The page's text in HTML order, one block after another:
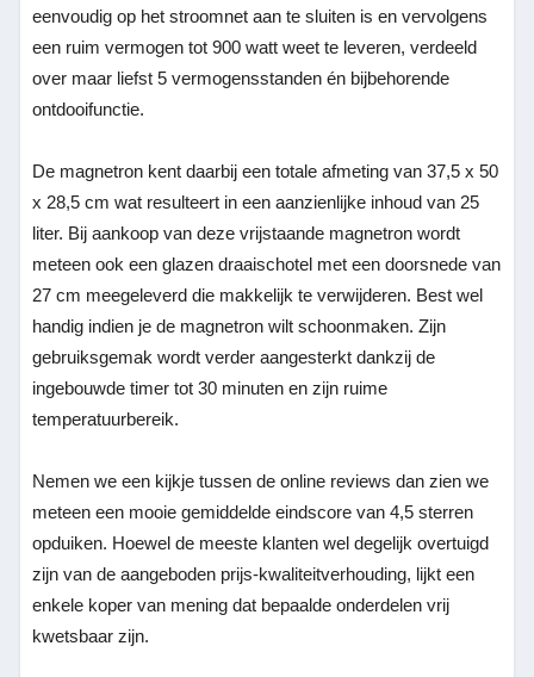
eenvoudig op het stroomnet aan te sluiten is en vervolgens
een ruim vermogen tot 900 watt weet te leveren, verdeeld
over maar liefst 5 vermogensstanden én bijbehorende
ontdooifunctie.
De magnetron kent daarbij een totale afmeting van 37,5 x 50
x 28,5 cm wat resulteert in een aanzienlijke inhoud van 25
liter. Bij aankoop van deze vrijstaande magnetron wordt
meteen ook een glazen draaischotel met een doorsnede van
27 cm meegeleverd die makkelijk te verwijderen. Best wel
handig indien je de magnetron wilt schoonmaken. Zijn
gebruiksgemak wordt verder aangesterkt dankzij de
ingebouwde timer tot 30 minuten en zijn ruime
temperatuurbereik.
Nemen we een kijkje tussen de online reviews dan zien we
meteen een mooie gemiddelde eindscore van 4,5 sterren
opduiken. Hoewel de meeste klanten wel degelijk overtuigd
zijn van de aangeboden prijs-kwaliteitverhouding, lijkt een
enkele koper van mening dat bepaalde onderdelen vrij
kwetsbaar zijn.